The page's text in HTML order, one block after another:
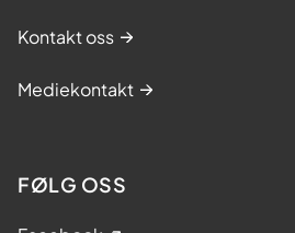
Kontakt oss
Mediekontakt
FØLG OSS